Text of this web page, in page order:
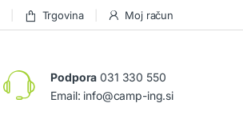
Trgovina Moj račun
Podpora 031 330 550
Email: info@camp-ing.si